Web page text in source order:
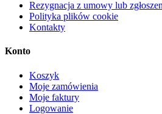
Rezygnacja z umowy lub
Polityka plików cookie
Kontakty
Konto
Koszyk
Moje zamówienia
Moje faktury
Logowanie